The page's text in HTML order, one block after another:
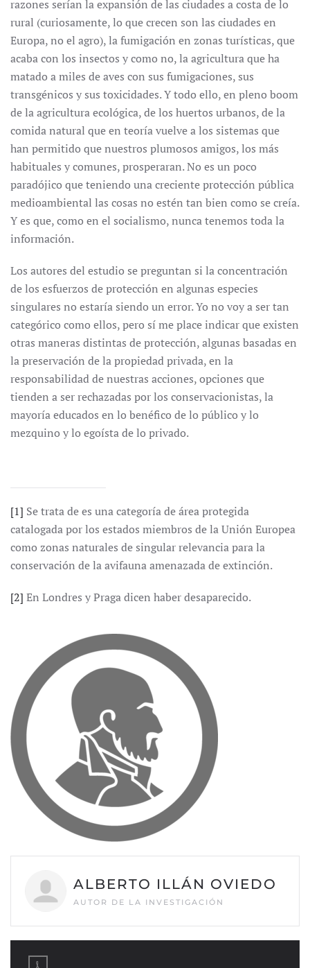
razones serían la expansión de las ciudades a costa de lo
rural (curiosamente, lo que crecen son las ciudades en
Europa, no el agro), la fumigación en zonas turísticas, que
acaba con los insectos y como no, la agricultura que ha
matado a miles de aves con sus fumigaciones, sus
transgénicos y sus toxicidades. Y todo ello, en pleno boom
de la agricultura ecológica, de los huertos urbanos, de la
comida natural que en teoría vuelve a los sistemas que
han permitido que nuestros plumosos amigos, los más
habituales y comunes, prosperaran. No es un poco
paradójico que teniendo una creciente protección pública
medioambiental las cosas no estén tan bien como se creía.
Y es que, como en el socialismo, nunca tenemos toda la
información.
Los autores del estudio se preguntan si la concentración
de los esfuerzos de protección en algunas especies
singulares no estaría siendo un error. Yo no voy a ser tan
categórico como ellos, pero sí me place indicar que existen
otras maneras distintas de protección, algunas basadas en
la preservación de la propiedad privada, en la
responsabilidad de nuestras acciones, opciones que
tienden a ser rechazadas por los conservacionistas, la
mayoría educados en lo benéfico de lo público y lo
mezquino y lo egoísta de lo privado.
[1] Se trata de es una categoría de área protegida
catalogada por los estados miembros de la Unión Europea
como zonas naturales de singular relevancia para la
conservación de la avifauna amenazada de extinción.
[2] En Londres y Praga dicen haber desaparecido.
ALBERTO ILLÁN OVIEDO
AUTOR DE LA INVESTIGACIÓN